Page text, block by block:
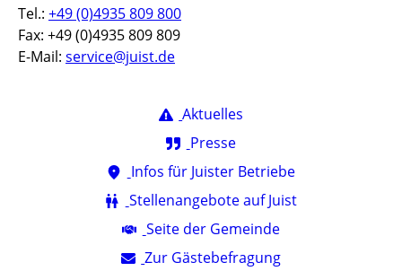
Tel.: +49 (0)4935 809 800
Fax: +49 (0)4935 809 809
E-Mail: service@juist.de
Aktuelles
Presse
Infos für Juister Betriebe
Stellenangebote auf Juist
Seite der Gemeinde
Zur Gästebefragung